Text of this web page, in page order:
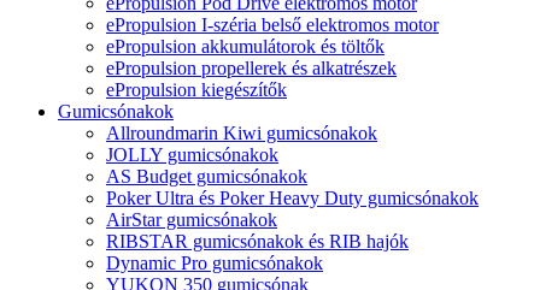
ePropulsion I-széria belső elektromos motor
ePropulsion akkumulátorok és töltők
ePropulsion propellerek és alkatrészek
ePropulsion kiegészítők
Gumicsónakok
Allroundmarin Kiwi gumicsónakok
JOLLY gumicsónakok
AS Budget gumicsónakok
Poker Ultra és Poker Heavy Duty gumicsónakok
AirStar gumicsónakok
RIBSTAR gumicsónakok és RIB hajók
Dynamic Pro gumicsónakok
YUKON 350 gumicsónak